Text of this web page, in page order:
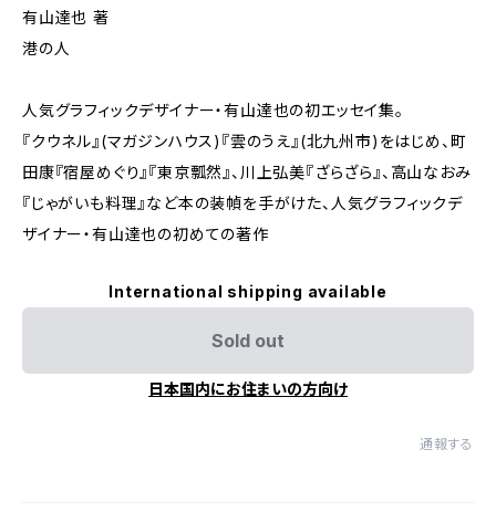
有山達也 著
港の人
人気グラフィックデザイナー・有山達也の初エッセイ集。
『クウネル』(マガジンハウス)『雲のうえ』(北九州市)をはじめ、町
田康『宿屋めぐり』『東京瓢然』、川上弘美『ざらざら』、高山なおみ
『じゃがいも料理』など本の装幀を手がけた、人気グラフィックデ
ザイナー・有山達也の初めての著作
International shipping available
Sold out
日本国内にお住まいの方向け
通報する